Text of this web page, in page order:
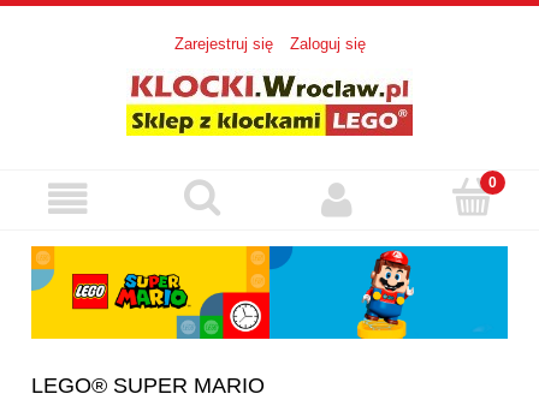
Zarejestruj się Zaloguj się
LEGO® SUPER MARIO